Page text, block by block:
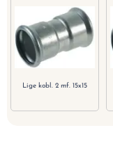
Lige kobl. 2 mf. 15x15